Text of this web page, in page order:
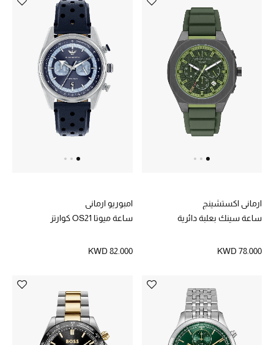
ارماني اكستشينج
ساعة سينك بعلبة دائرية
KWD 78.000
امبوريو ارماني
ساعة ميوتا OS21 كوارتز
KWD 82.000